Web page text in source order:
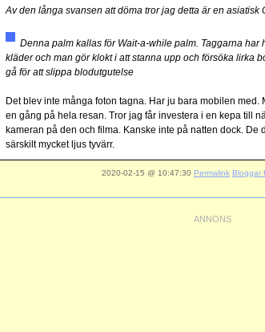
Av den långa svansen att döma tror jag detta är en asiatisk
Denna palm kallas för Wait-a-while palm. Taggarna har
kläder och man gör klokt i att stanna upp och försöka lirka
gå för att slippa blodutgutelse
Det blev inte många foton tagna. Har ju bara mobilen
en gång på hela resan. Tror jag får investera i en kepa till
kameran på den och filma. Kanske inte på natten dock. De
särskilt mycket ljus tyvärr.
2020-02-15 @ 10:47:30 Permalink Bloggar